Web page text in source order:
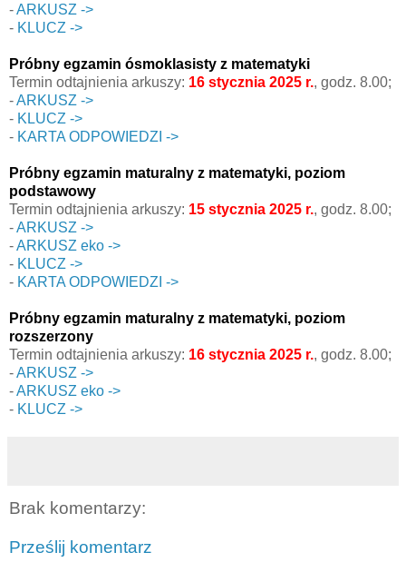
-ARKUSZ ->
- KLUCZ ->
Próbny egzamin ósmoklasisty z matematyki
Termin odtajnienia arkuszy: 16 stycznia 2025 r., godz. 8.00;
-ARKUSZ ->
- KLUCZ ->
- KARTA ODPOWIEDZI ->
Próbny egzamin maturalny z matematyki, poziom
podstawowy
Termin odtajnienia arkuszy: 15 stycznia 2025 r., godz. 8.00;
-ARKUSZ ->
-ARKUSZ eko ->
- KLUCZ ->
- KARTA ODPOWIEDZI ->
Próbny egzamin maturalny z matematyki, poziom
rozszerzony
Termin odtajnienia arkuszy: 16 stycznia 2025 r., godz. 8.00;
-ARKUSZ ->
-ARKUSZ eko ->
- KLUCZ ->
Brak komentarzy:
Prześlij komentarz